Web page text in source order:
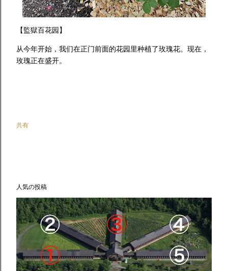
【監獄百花园】
从今年开始，我们在正门前面的花园里种植了玫瑰花。现在，
玫瑰正在盛开。
共有
人気の投稿